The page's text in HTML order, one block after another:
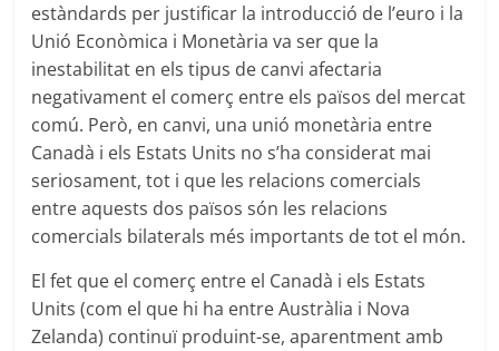
estàndards per justificar la introducció de l’euro i la
Unió Econòmica i Monetària va ser que la
inestabilitat en els tipus de canvi afectaria
negativament el comerç entre els països del mercat
comú. Però, en canvi, una unió monetària entre
Canadà i els Estats Units no s’ha considerat mai
seriosament, tot i que les relacions comercials
entre aquests dos països són les relacions
comercials bilaterals més importants de tot el món.
El fet que el comerç entre el Canadà i els Estats
Units (com el que hi ha entre Austràlia i Nova
Zelanda) continuï produint-se, aparentment amb